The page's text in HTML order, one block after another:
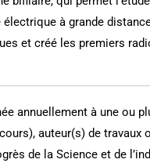
électrique à grande
et créé les premiers
annuellement à une ou
auteur(s) de
de la Science et de